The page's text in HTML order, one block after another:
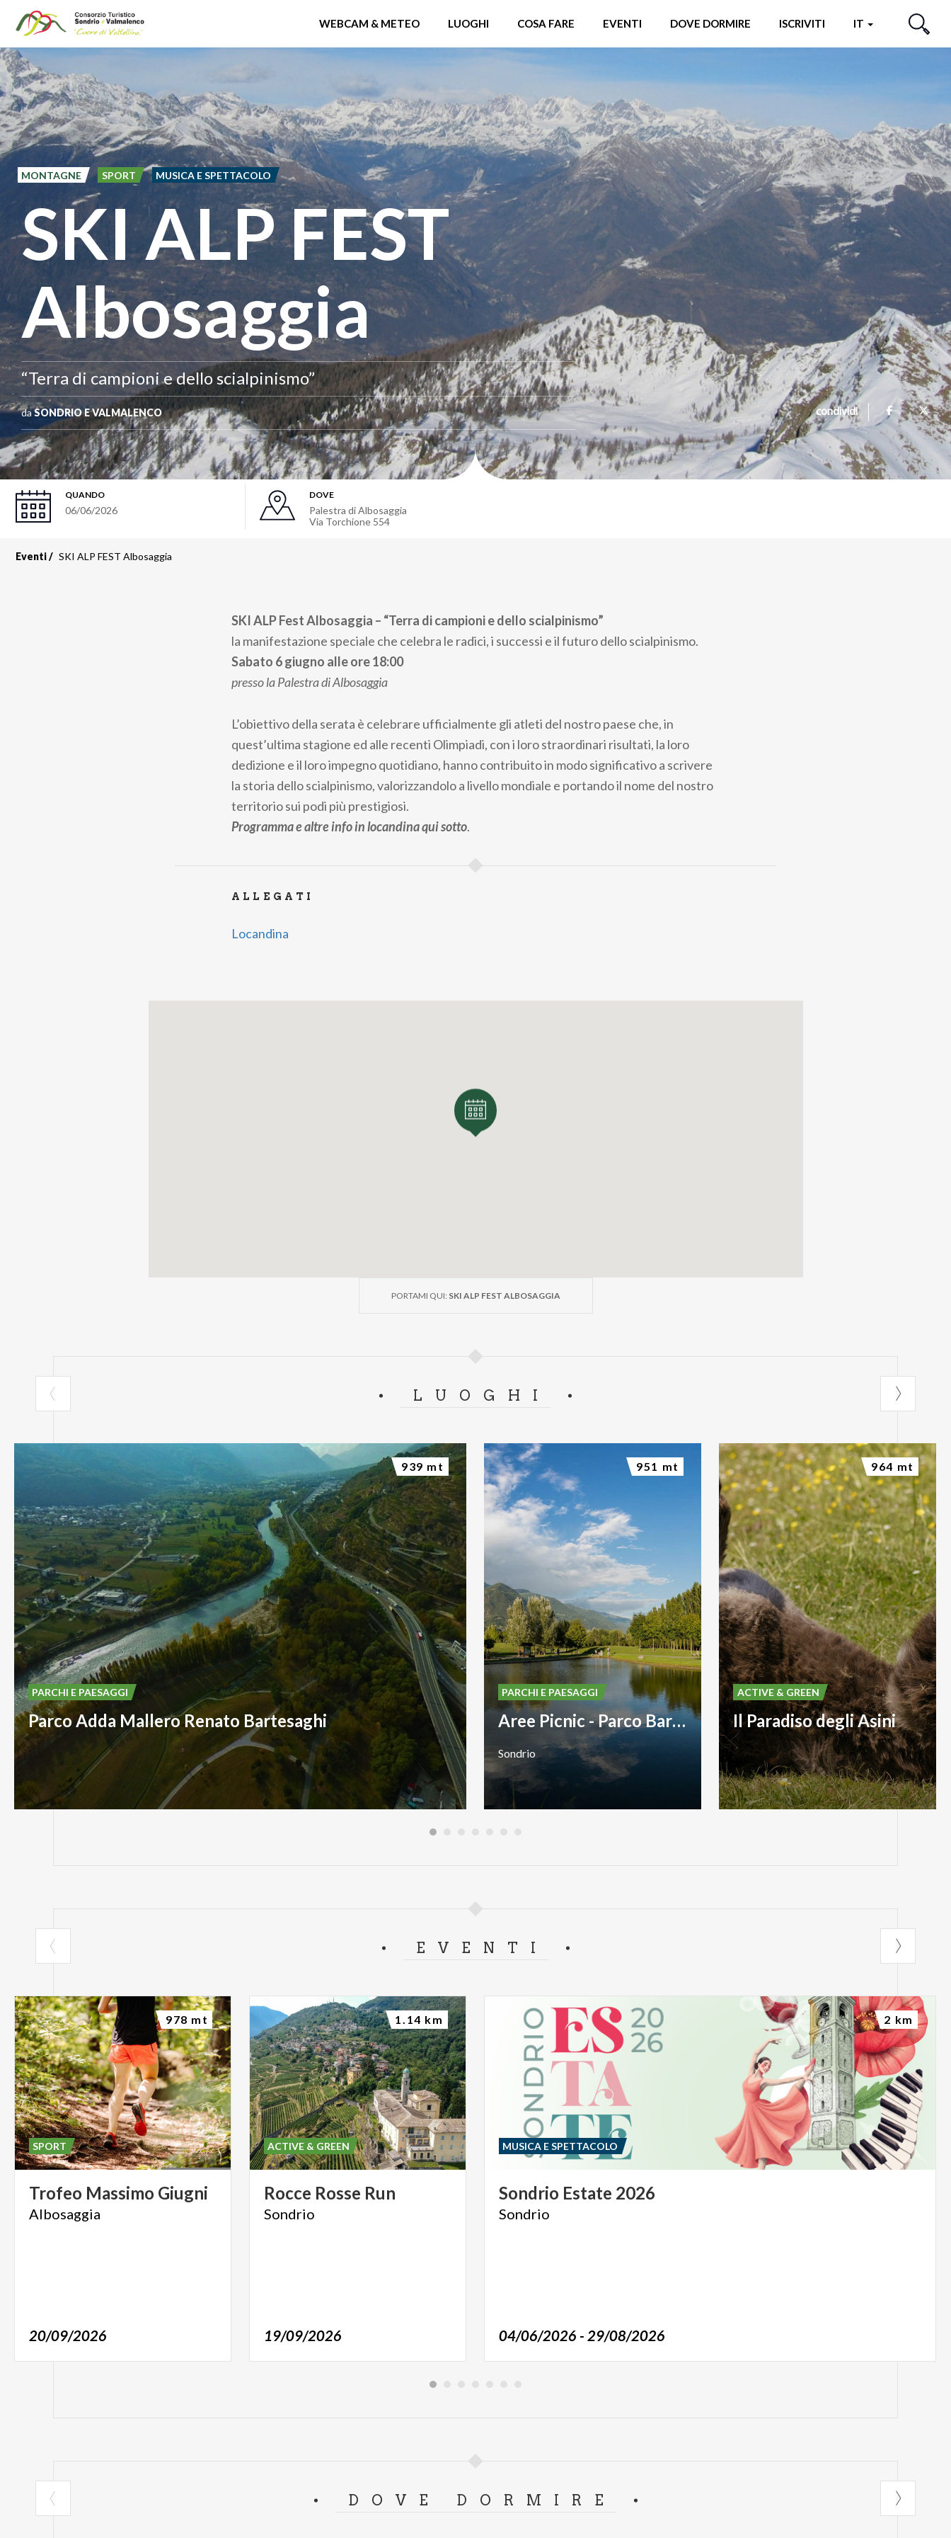
Salta
al
contenuto
principale
WEBCAM & METEO LUOGHI COSA FARE EVENTI DOVE DORMIRE ISCRIVITI IT
CERCA
MONTAGNE SPORT MUSICA E SPETTACOLO
SKI ALP FEST
Albosaggia
“Terra di campioni e dello scialpinismo”
daSONDRIO E VALMALENCO condividi
QUANDO
06/06/2026
DOVE
Palestra di Albosaggia
Via Torchione 554
Eventi SKI ALP FEST Albosaggia
SKI ALP Fest Albosaggia – “Terra di campioni e dello scialpinismo”
la manifestazione speciale che celebra le radici, i successi e il futuro dello scialpinismo.
Sabato 6 giugno alle ore 18:00
presso la Palestra di Albosaggia
L’obiettivo della serata è celebrare ufficialmente gli atleti del nostro paese che, in
quest’ultima stagione ed alle recenti Olimpiadi, con i loro straordinari risultati, la loro
dedizione e il loro impegno quotidiano, hanno contribuito in modo significativo a scrivere
la storia dello scialpinismo, valorizzandolo a livello mondiale e portando il nome del nostro
territorio sui podi più prestigiosi.
Programma e altre info in locandina qui sotto.
ALLEGATI
Locandina
PORTAMI QUI: SKI ALP FEST ALBOSAGGIA
LUOGHI
Parco Adda Mallero Renato Bartesaghi
PARCHI E PAESAGGI
939 mt
Aree Picnic - Parco Bartesaghi
Sondrio
PARCHI E PAESAGGI
951 mt
Il Paradiso degli Asini
ACTIVE & GREEN
964 mt
EVENTI
Trofeo Massimo Giugni
Albosaggia
20/09/2026
SPORT
978 mt
Rocce Rosse Run
Sondrio
19/09/2026
ACTIVE & GREEN
1.14 km
Sondrio Estate 2026
Sondrio
04/06/2026 - 29/08/2026
MUSICA E SPETTACOLO
2 km
DOVE DORMIRE